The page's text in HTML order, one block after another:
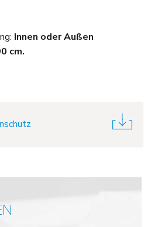
Innen oder Außen
cm.